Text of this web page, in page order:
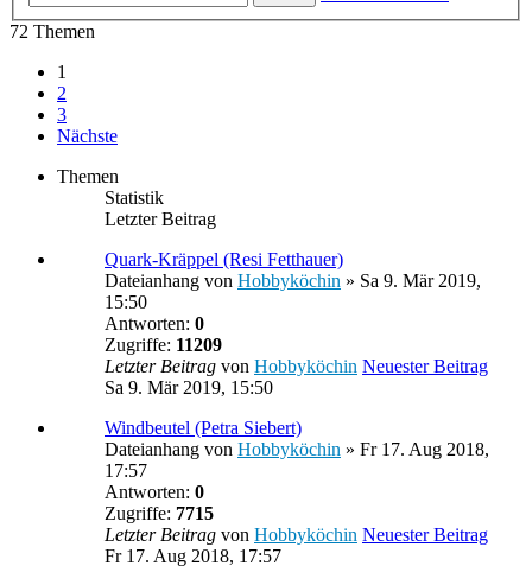
72 Themen
1
2
3
Nächste
Themen
Statistik
Letzter Beitrag
Quark-Kräppel (Resi Fetthauer)
Dateianhang von Hobbyköchin » Sa 9. Mär 2019,
15:50
Antworten: 0
Zugriffe: 11209
Letzter Beitrag von Hobbyköchin Neuester Beitrag
Sa 9. Mär 2019, 15:50
Windbeutel (Petra Siebert)
Dateianhang von Hobbyköchin » Fr 17. Aug 2018,
17:57
Antworten: 0
Zugriffe: 7715
Letzter Beitrag von Hobbyköchin Neuester Beitrag
Fr 17. Aug 2018, 17:57